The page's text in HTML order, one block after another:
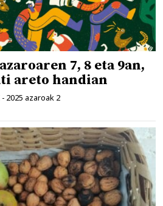
7, 8 eta 9an,
areto handian
- 2025 azaroak 2